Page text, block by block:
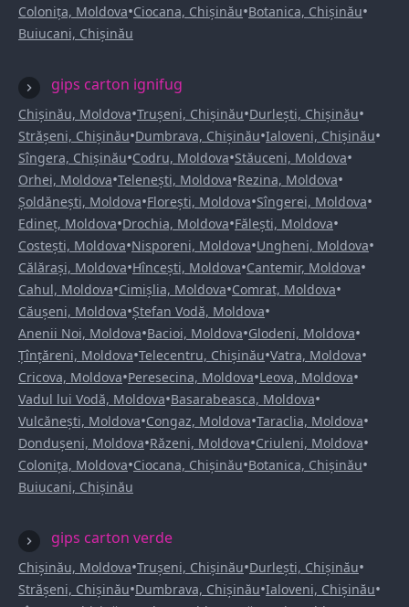
Colonița, Moldova•Ciocana, Chișinău•Botanica, Chișinău•
Buiucani, Chișinău
gips carton ignifug
Chișinău, Moldova•Trușeni, Chișinău•Durlești, Chișinău•
Strășeni, Chișinău•Dumbrava, Chișinău•Ialoveni, Chișinău•
Sîngera, Chișinău•Codru, Moldova•Stăuceni, Moldova•
Orhei, Moldova•Telenești, Moldova•Rezina, Moldova•
Șoldănești, Moldova•Florești, Moldova•Sîngerei, Moldova•
Edineț, Moldova•Drochia, Moldova•Fălești, Moldova•
Costești, Moldova•Nisporeni, Moldova•Ungheni, Moldova•
Călărași, Moldova•Hîncești, Moldova•Cantemir, Moldova•
Cahul, Moldova•Cimișlia, Moldova•Comrat, Moldova•
Căușeni, Moldova•Ștefan Vodă, Moldova•
Anenii Noi, Moldova•Bacioi, Moldova•Glodeni, Moldova•
Țînțăreni, Moldova•Telecentru, Chișinău•Vatra, Moldova•
Cricova, Moldova•Peresecina, Moldova•Leova, Moldova•
Vadul lui Vodă, Moldova•Basarabeasca, Moldova•
Vulcănești, Moldova•Congaz, Moldova•Taraclia, Moldova•
Dondușeni, Moldova•Răzeni, Moldova•Criuleni, Moldova•
Colonița, Moldova•Ciocana, Chișinău•Botanica, Chișinău•
Buiucani, Chișinău
gips carton verde
Chișinău, Moldova•Trușeni, Chișinău•Durlești, Chișinău•
Strășeni, Chișinău•Dumbrava, Chișinău•Ialoveni, Chișinău•